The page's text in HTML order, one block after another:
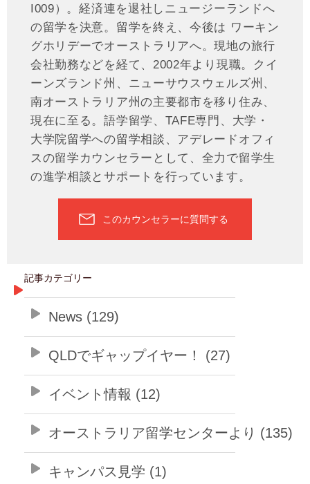
I009）。経済連を退社しニュージーランドへ
の留学を決意。留学を終え、今後は ワーキン
グホリデーでオーストラリアへ。現地の旅行
会社勤務などを経て、2002年より現職。クイ
ーンズランド州、ニューサウスウェルズ州、
南オーストラリア州の主要都市を移り住み、
現在に至る。語学留学、TAFE専門、大学・
大学院留学への留学相談、アデレードオフィ
スの留学カウンセラーとして、全力で留学生
の進学相談とサポートを行っています。
このカウンセラーに質問する
記事カテゴリー
News (129)
QLDでギャップイヤー！ (27)
イベント情報 (12)
オーストラリア留学センターより (135)
キャンパス見学 (1)